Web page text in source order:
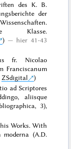
des K. B.
der
Klasse.
)
hier 41-43
fr. Nicolao
Franciscanum
ZSdigital
)
ad Scriptores
aliisque
3),
Works. With
(A.D.